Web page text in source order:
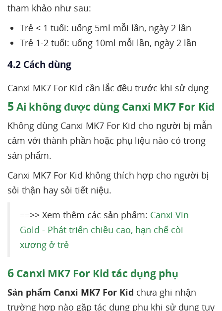
tham khảo như sau:
Trẻ < 1 tuổi: uống 5ml mỗi lần, ngày 2 lần
Trẻ 1-2 tuổi: uống 10ml mỗi lần, ngày 2 lần
4.2 Cách dùng
Canxi MK7 For Kid cần lắc đều trước khi sử dụng
5 Ai không được dùng Canxi MK7 For Kid
Không dùng Canxi MK7 For Kid cho người bị mẫn
cảm với thành phần hoặc phụ liệu nào có trong
sản phẩm.
Canxi MK7 For Kid không thích hợp cho người bị
sỏi thận hay sỏi tiết niệu.
==>> Xem thêm các sản phẩm: Canxi Vin
Gold - Phát triển chiều cao, hạn chế còi
xương ở trẻ
6 Canxi MK7 For Kid tác dụng phụ
Sản phẩm Canxi MK7 For Kid chưa ghi nhận
trường hợp nào gặp tác dụng phụ khi sử dụng tuy